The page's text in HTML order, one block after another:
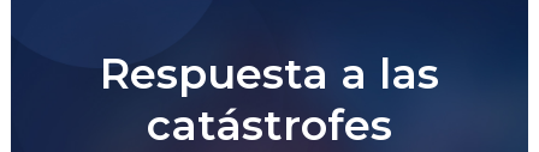
Respuesta a las
catástrofes